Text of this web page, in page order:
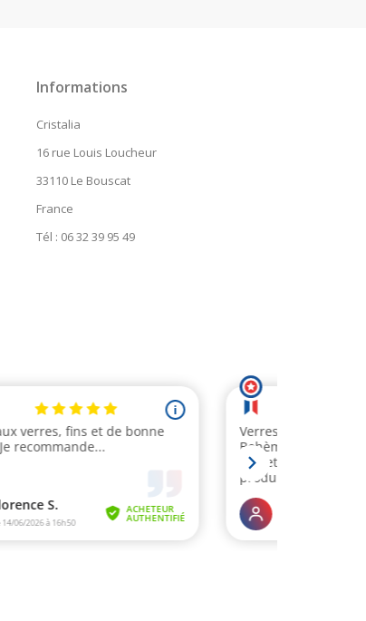
Informations
Cristalia
16 rue Louis Loucheur
33110 Le Bouscat
France
Tél : 06 32 39 95 49